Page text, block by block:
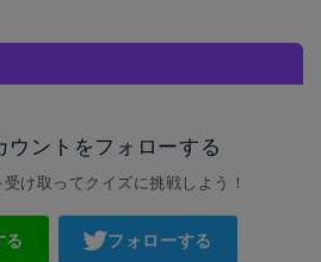
ウントをフォローする
け取ってクイズに挑戦しよう！
る フォローする